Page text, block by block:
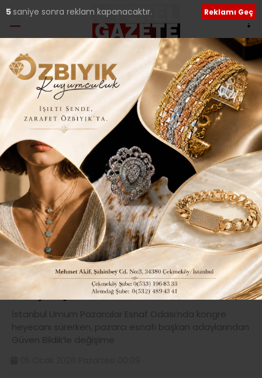
Etiket:İstanbul Umum
Pazarcılar Esnaf Odası
İSTANBUL’DAKİ PAZARCI ESNAFI, ‘GÜVEN’LE
DEĞİŞİM İÇİN GÜN SAYIYOR..
İstanbul Umum Pazarcılar Esnaf Odası’nda kongre
heyecanı sürerken, pazarcı esnafı başkan adaylarından
Güven Bildik’le değişime
4 saniye sonra reklam kapanacaktır. Reklamı Geç